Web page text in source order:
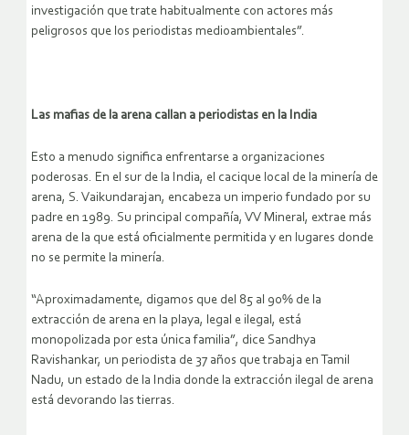
investigación que trate habitualmente con actores más
peligrosos que los periodistas medioambientales”.
Las mafias de la arena callan a periodistas en la India
Esto a menudo significa enfrentarse a organizaciones
poderosas. En el sur de la India, el cacique local de la minería de
arena, S. Vaikundarajan, encabeza un imperio fundado por su
padre en 1989. Su principal compañía, VV Mineral, extrae más
arena de la que está oficialmente permitida y en lugares donde
no se permite la minería.
“Aproximadamente, digamos que del 85 al 90% de la
extracción de arena en la playa, legal e ilegal, está
monopolizada por esta única familia”, dice Sandhya
Ravishankar, un periodista de 37 años que trabaja en Tamil
Nadu, un estado de la India donde la extracción ilegal de arena
está devorando las tierras.